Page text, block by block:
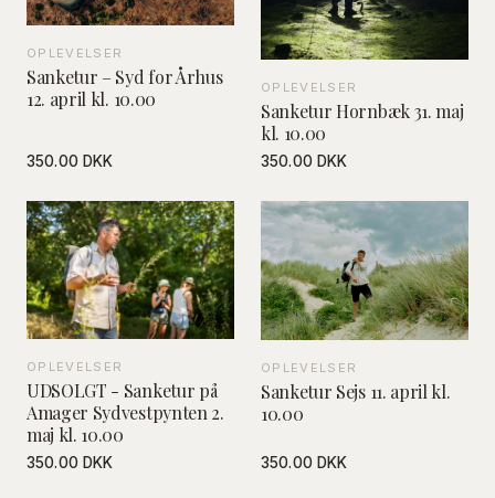
OPLEVELSER
Sanketur – Syd for Århus
12. april kl. 10.00
350.00 DKK
OPLEVELSER
Sanketur Hornbæk 31. maj
kl. 10.00
350.00 DKK
OPLEVELSER
UDSOLGT - Sanketur på
Amager Sydvestpynten 2.
maj kl. 10.00
350.00 DKK
OPLEVELSER
Sanketur Sejs 11. april kl.
10.00
350.00 DKK